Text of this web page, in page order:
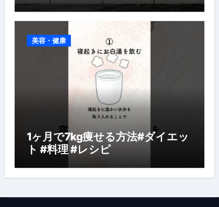
美容・健康
1ヶ月で7kg痩せる方法#ダイエッ
ト #料理 #レシピ